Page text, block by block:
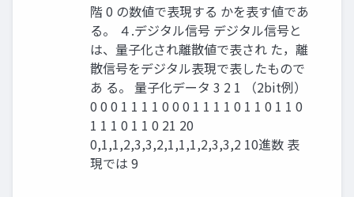
階 0 の数値で表現する かを表す値であ
る。 ４.デジタル信号 デジタル信号と
は、量子化され離散値で表され た，離
散信号をデジタル表現で表したもので
あ る。 量子化データ 3 2 1 （2bit例）
0 0 0 1 1 1 1 0 0 0 1 1 1 1 0 1 1 0 1 1 0
1 1 1 0 1 1 0 21 20
0,1,1,2,3,3,2,1,1,1,2,3,3,2 10進数 表
現では 9